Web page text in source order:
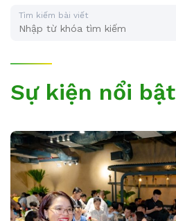
Tìm kiếm bài viết
Sự kiện nổi bật